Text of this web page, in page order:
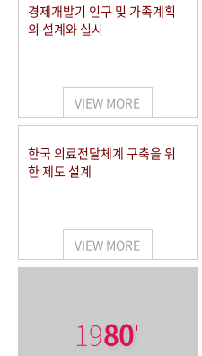
경제개발기 인구 및 가족계획
의 설계와 실시
VIEW MORE
한국 의료전달체계 구축을 위
한 제도 설계
VIEW MORE
1980'